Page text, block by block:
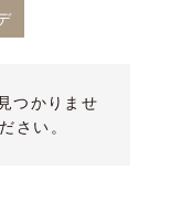
つかりませ
さい。